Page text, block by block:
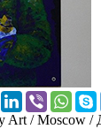
Art / Moscow /